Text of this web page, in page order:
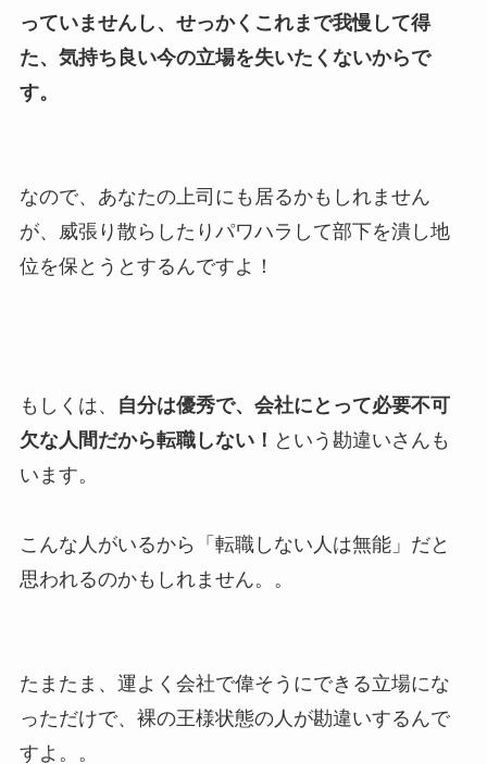
っていませんし、せっかくこれまで我慢して得
た、気持ち良い今の立場を失いたくないからで
す。
なので、あなたの上司にも居るかもしれません
が、威張り散らしたりパワハラして部下を潰し地
位を保とうとするんですよ！
もしくは、
自分は優秀で、会社にとって必要不可
欠な人間だから転職しない！ という勘違いさんも
います。
こんな人がいるから「転職しない人は無能」だと
思われるのかもしれません。。
たまたま、運よく会社で偉そうにできる立場にな
っただけで、裸の王様状態の人が勘違いするんで
すよ。。